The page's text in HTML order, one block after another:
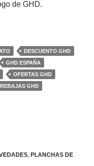
de GHD.
en ghd
DESCUENTO GHD
GHD ESPAÑA
OFERTAS GHD
REBAJAS GHD
, PLANCHAS DE